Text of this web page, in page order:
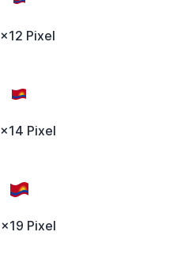
Pixel
Pixel
Pixel